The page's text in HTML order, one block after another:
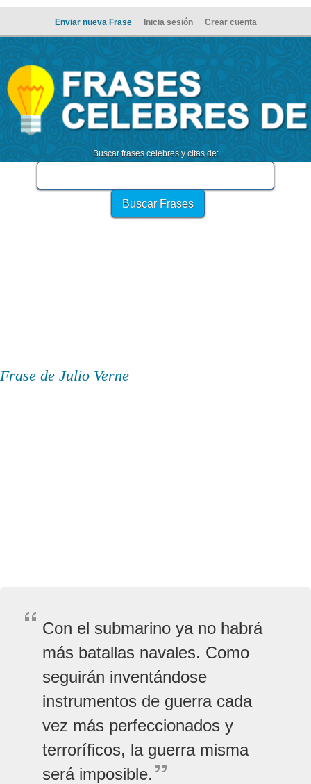
Enviar nueva Frase Inicia sesión Crear cuenta
Buscar frases celebres y citas de:
Frase de Julio Verne
Con el submarino ya no habrá
más batallas navales. Como
seguirán inventándose
instrumentos de guerra cada
vez más perfeccionados y
terroríficos, la guerra misma
será imposible.